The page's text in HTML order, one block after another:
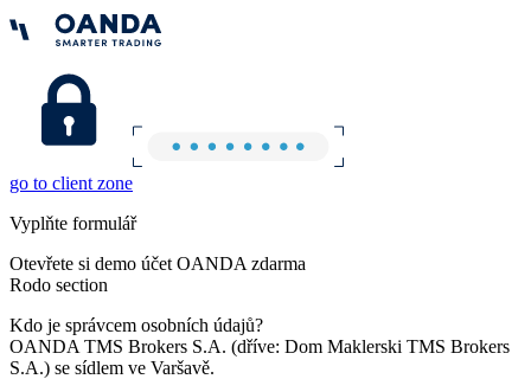
go to client zone
Vyplňte formulář
Otevřete si demo účet OANDA zdarma
Rodo section
Kdo je správcem osobních údajů?
OANDA TMS Brokers S.A. (dříve: Dom Maklerski TMS Brokers
S.A.) se sídlem ve Varšavě.